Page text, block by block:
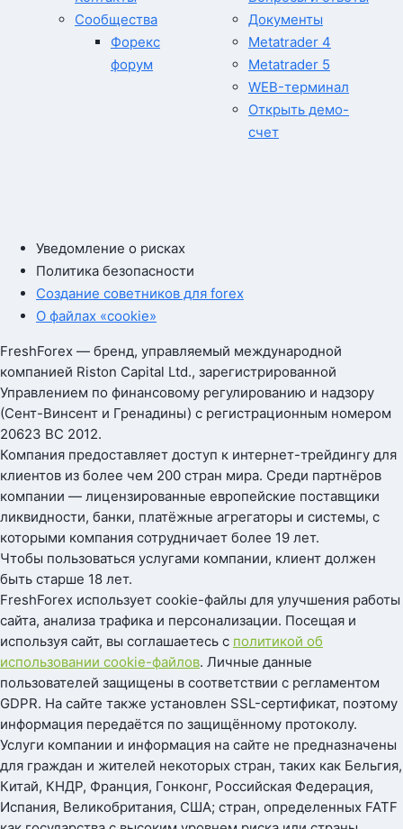
Сообщества
Форекс
форум
Документы
Metatrader 4
Metatrader 5
WEB-терминал
Открыть демо-
счет
Уведомление о рисках
Политика безопасности
Создание советников для forex
О файлах «cookie»
FreshForex — бренд, управляемый международной
компанией Riston Capital Ltd., зарегистрированной
Управлением по финансовому регулированию и надзору
(Сент-Винсент и Гренадины) с регистрационным номером
20623 BC 2012.
Компания предоставляет доступ к интернет-трейдингу для
клиентов из более чем 200 стран мира. Среди партнёров
компании — лицензированные европейские поставщики
ликвидности, банки, платёжные агрегаторы и системы, с
которыми компания сотрудничает более 19 лет.
Чтобы пользоваться услугами компании, клиент должен
быть старше 18 лет.
FreshForex использует cookie-файлы для улучшения работы
сайта, анализа трафика и персонализации. Посещая и
используя сайт, вы соглашаетесь с политикой об
использовании cookie-файлов. Личные данные
пользователей защищены в соответствии с регламентом
GDPR. На сайте также установлен SSL-сертификат, поэтому
информация передаётся по защищённому протоколу.
Услуги компании и информация на сайте не предназначены
для граждан и жителей некоторых стран, таких как Бельгия,
Китай, КНДР, Франция, Гонконг, Российская Федерация,
Испания, Великобритания, США; стран, определенных FATF